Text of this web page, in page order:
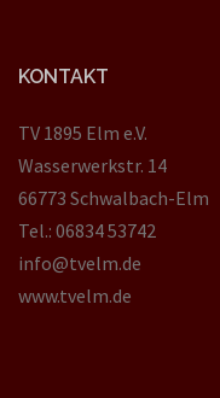
KONTAKT
TV 1895 Elm e.V.
Wasserwerkstr. 14
66773 Schwalbach-Elm
Tel.: 06834 53742
info@tvelm.de
www.tvelm.de